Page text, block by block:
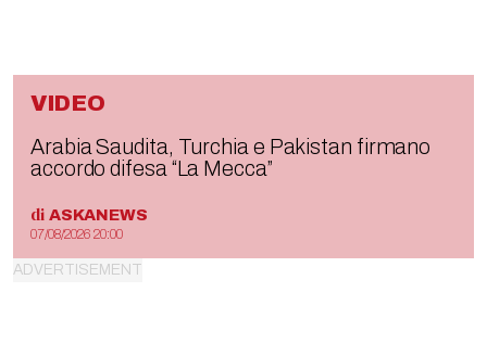
VIDEO
Arabia Saudita, Turchia e Pakistan firmano
accordo difesa “La Mecca”
di ASKANEWS
07/08/2026 20:00